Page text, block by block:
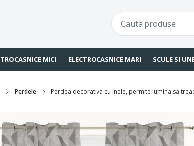
MICI ELECTROCASNICE MARI SCULE SI
Perdele Perdea decorativa cu inele, permite lumina sa